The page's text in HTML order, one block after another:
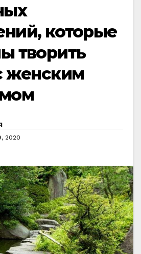
которые
творить
женским
2020